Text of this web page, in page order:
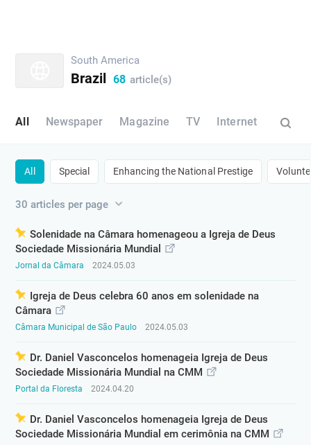
South America
Brazil 68 article(s)
All Newspaper Magazine TV Internet
All Special ​Enhancing the National Prestige​
30 articles per page
Solenidade na Câmara homenageou a Igreja de Deus
Sociedade Missionária Mundial
Jornal da Câmara 2024.05.03
Igreja de Deus celebra 60 anos em solenidade na
Câmara
Câmara Municipal de São Paulo 2024.05.03
Dr. Daniel Vasconcelos homenageia Igreja de Deus
Sociedade Missionária Mundial na CMM
Portal da Floresta 2024.04.20
Dr. Daniel Vasconcelos homenageia Igreja de Deus
Sociedade Missionária Mundial em cerimônia na CMM